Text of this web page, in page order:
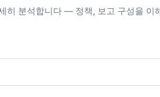
히 분석합니다 — 정책, 보고 구성을 이